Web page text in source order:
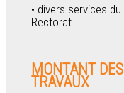
divers services du
Rectorat.
MONTANT DES
TRAVAUX